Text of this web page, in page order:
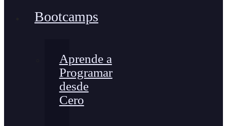
Bootcamps
Aprende a
Programar
desde
Cero